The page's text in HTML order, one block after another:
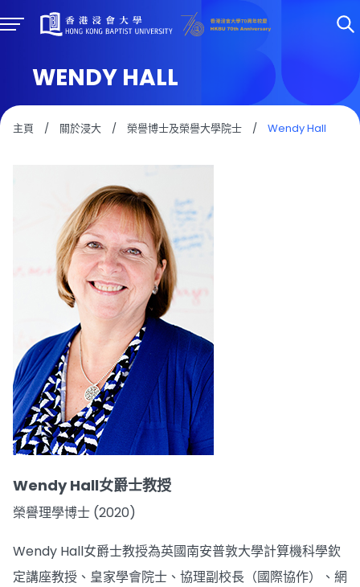
WENDY HALL
主頁 / 關於浸大 / 榮譽博士及榮譽大學院士 / Wendy Hall
Wendy Hall女爵士教授
榮譽理學博士 (2020)
Wendy Hall女爵士教授為英國南安普敦大學計算機科學欽
定講座教授、皇家學會院士、協理副校長（國際協作）、網